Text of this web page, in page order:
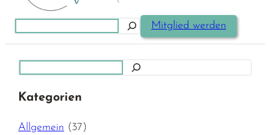
Mitglied werden
Kategorien
Allgemein (37)